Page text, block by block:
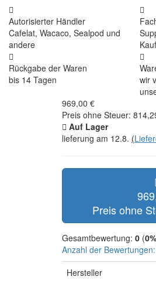
Autorisierter Händler
Cafelat, Wacaco, Sealpod und
andere
Kauf
Rückgabe der Waren
bis 14 Tagen
wir
969,00 €
Preis ohne Steuer:
Auf Lager
lieferung am 12.8. (
Preis ohne
Gesamtbewertung: 0 (0%
Anzahl der Bewertungen:
Hersteller